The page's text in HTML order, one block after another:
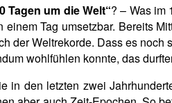
Tagen um die Welt“? – Was im
Tag umsetzbar. Bereits
der Weltrekorde. Dass es
wohlfühlen konnte, das
den letzten zwei